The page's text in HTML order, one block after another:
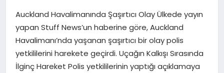
TEKNOLOJI
YAŞAM
Auckland Havalimanında Şaşırtıcı Olay Ülkede yayın
yapan Stuff News’un haberine göre, Auckland
Havalimanı’nda yaşanan şaşırtıcı bir olay polis
yetkililerini harekete geçirdi. Uçağın Kalkışı Sırasında
İlginç Hareket Polis yetkililerinin yaptığı açıklamaya